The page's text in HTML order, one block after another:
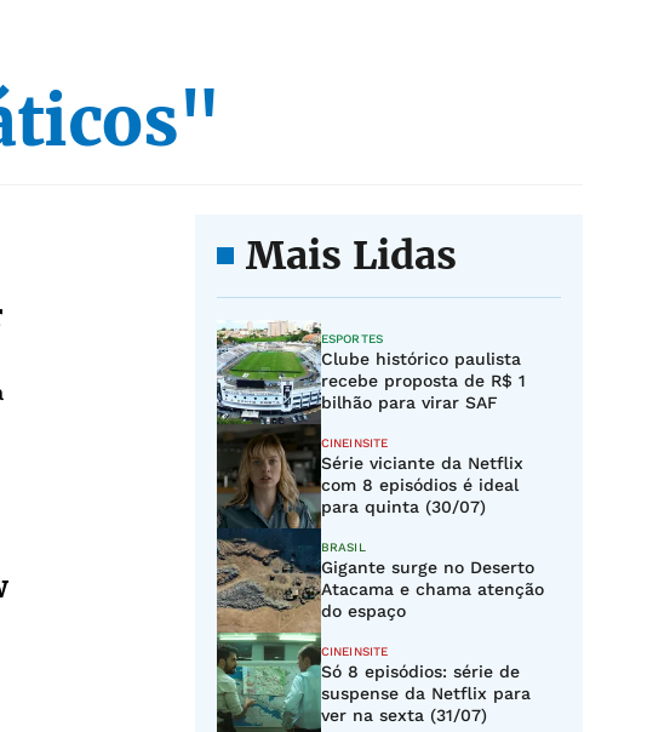
Mais Lidas
ESPORTES
Clube histórico paulista
recebe proposta de R$ 1
bilhão para virar SAF
CINEINSITE
Série viciante da Netflix
com 8 episódios é ideal
para quinta (30/07)
BRASIL
Gigante surge no Deserto
Atacama e chama atenção
do espaço
CINEINSITE
Só 8 episódios: série de
suspense da Netflix para
ver na sexta (31/07)